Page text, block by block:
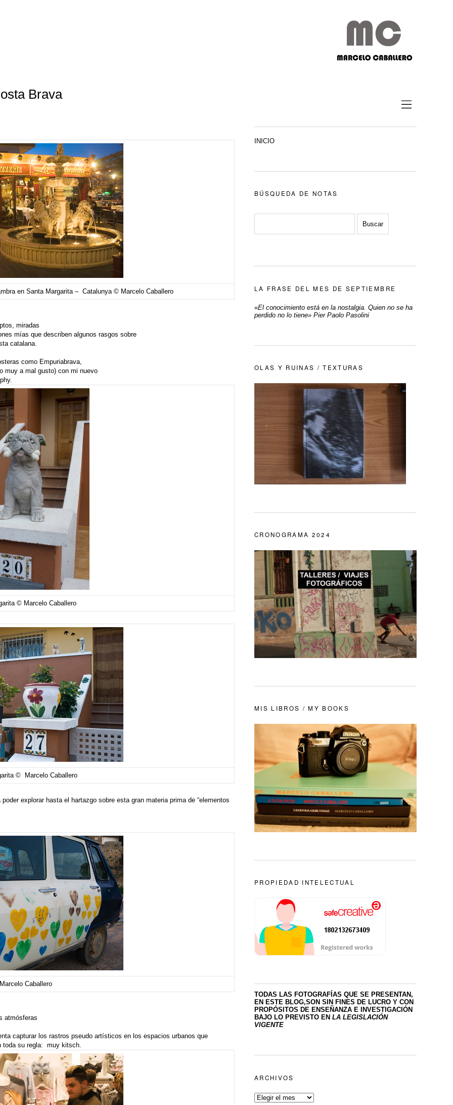
Brava
en Santa Margarita – Catalunya © Marcelo Caballero
miradas
mías que describen algunos rasgos sobre
catalana.
como Empuriabrava,
muy a mal gusto) con mi nuevo
© Marcelo Caballero
© Marcelo Caballero
explorar hasta el hartazgo sobre esta gran materia prima de “elementos
Caballero
atmósferas
capturar los rastros pseudo artísticos en los espacios urbanos que
toda su regla: muy kitsch.
INICIO
BÚSQUEDA DE NOTAS
LA FRASE DEL MES DE SEPTIEMBRE
«El conocimiento está en la nostalgia. Quien no se ha
perdido no lo tiene» Pier Paolo Pasolini
OLAS Y RUINAS / TEXTURAS
CRONOGRAMA 2024
MIS LIBROS / MY BOOKS
PROPIEDAD INTELECTUAL
TODAS LAS FOTOGRAFÍAS QUE SE PRESENTAN,
EN ESTE BLOG,SON SIN FINES DE LUCRO Y CON
PROPÓSITOS DE ENSEÑANZA E INVESTIGACIÓN
BAJO LO PREVISTO EN LA LEGISLACIÓN
VIGENTE
ARCHIVOS